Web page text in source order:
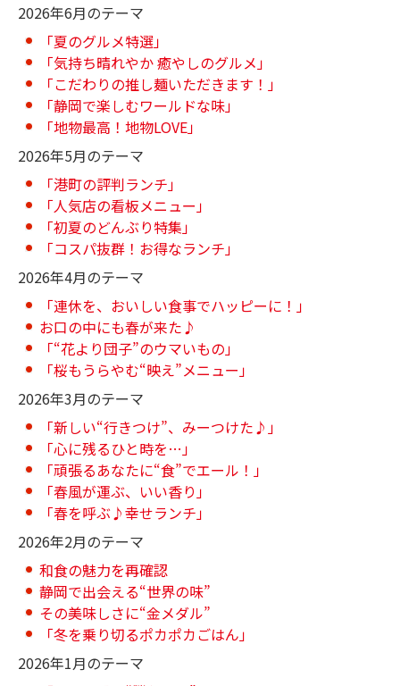
2026年6月のテーマ
「夏のグルメ特選」
「気持ち晴れやか 癒やしのグルメ」
「こだわりの推し麺いただきます！」
「静岡で楽しむワールドな味」
「地物最高！地物LOVE」
2026年5月のテーマ
「港町の評判ランチ」
「人気店の看板メニュー」
「初夏のどんぶり特集」
「コスパ抜群！お得なランチ」
2026年4月のテーマ
「連休を、おいしい食事でハッピーに！」
お口の中にも春が来た♪
「“花より団子”のウマいもの」
「桜もうらやむ“映え”メニュー」
2026年3月のテーマ
「新しい“行きつけ”、みーつけた♪」
「心に残るひと時を…」
「頑張るあなたに“食”でエール！」
「春風が運ぶ、いい香り」
「春を呼ぶ♪幸せランチ」
2026年2月のテーマ
和食の魅力を再確認
静岡で出会える“世界の味”
その美味しさに“金メダル”
「冬を乗り切るポカポカごはん」
2026年1月のテーマ